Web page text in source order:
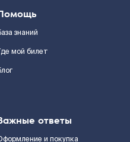
знаний
мой билет
ответы
и покупка